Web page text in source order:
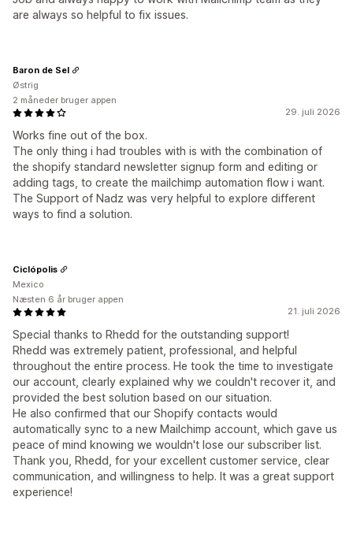
are always so helpful to fix issues.
29. juli 2026
Works fine out of the box.
The only thing i had troubles with is with the combination of
the shopify standard newsletter signup form and editing or
adding tags, to create the mailchimp automation flow i want.
The Support of Nadz was very helpful to explore different
ways to find a solution.
Baron de Sel
Østrig
2 måneder bruger appen
21. juli 2026
Special thanks to Rhedd for the outstanding support!
Rhedd was extremely patient, professional, and helpful
throughout the entire process. He took the time to investigate
our account, clearly explained why we couldn't recover it, and
provided the best solution based on our situation.
He also confirmed that our Shopify contacts would
automatically sync to a new Mailchimp account, which gave us
peace of mind knowing we wouldn't lose our subscriber list.
Thank you, Rhedd, for your excellent customer service, clear
communication, and willingness to help. It was a great support
experience!
Ciclópolis
Mexico
Næsten 6 år bruger appen